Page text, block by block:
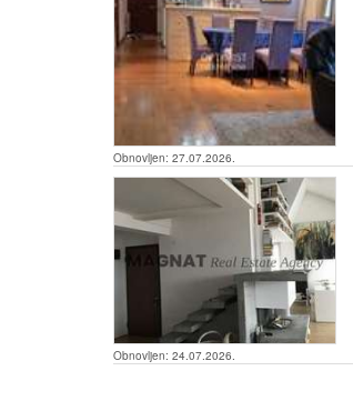
Obnovljen: 27.07.2026.
Obnovljen: 24.07.2026.